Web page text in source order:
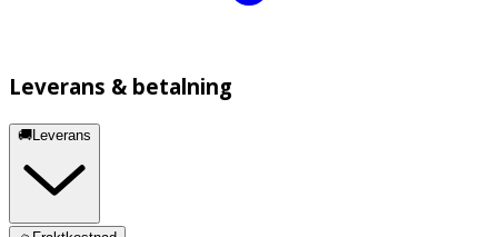
Leverans & betalning
🚚Leverans